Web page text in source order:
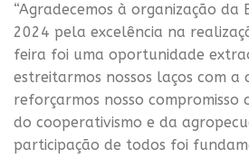
“Agradecemos à organização da
2024 pela excelência na
feira foi uma oportunidade
estreitarmos nossos laços com a
reforçarmos nosso compromisso
do cooperativismo e da
participação de todos foi